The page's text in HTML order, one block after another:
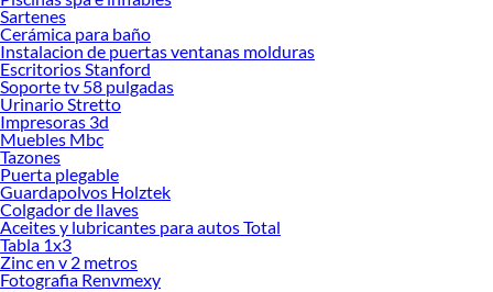
metros, con un espesor de barras de 5,6 mm y separación de 20x20 cm, aunque
pueden variar según el proveedor y uso específico.
Una de las principales ventajas de lamalla acma C139
mejorar el tiempo de ejecución en obra. Al venir preformada y soldada, se instala
con rapidez, disminuyendo el trabajo manual y aumentando la eficiencia de la
obra gruesa. Además, su uso contribuye a una mejor calidad del hormigón
armado, reduciendo errores de cálculo, variaciones de posición y asegurando
una distribución homogénea del refuerzo a lo largo de toda la superficie.
En Sodimac puedes encontrar mallas acma como la C139, con certificación de
calidad y cumplimiento de las normativas chilenas e internacionales para su uso
en construcción. Estas mallas son fabricadas en acero nervado, lo que garantiza
una alta adherencia con el hormigón, mejorando la capacidad de carga de la
Sartenes
Cerámica para baño
Instalacion de puertas ventanas molduras
Escritorios Stanford
Soporte tv 58 pulgadas
Urinario Stretto
Impresoras 3d
Muebles Mbc
Tazones
Puerta plegable
Guardapolvos Holztek
Colgador de llaves
Aceites y lubricantes para autos Total
Tabla 1x3
Zinc en v 2 metros
Fotografia Renvmexy